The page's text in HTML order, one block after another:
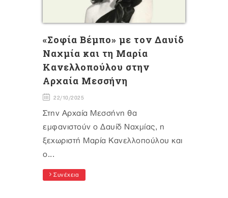
«Σοφία Βέμπο» με τον Δαυίδ
Ναχμία και τη Μαρία
Κανελλοπούλου στην
Αρχαία Μεσσήνη
22/10/2025
Στην Αρχαία Μεσσήνη θα
εμφανιστούν ο Δαυίδ Ναχμίας, η
ξεχωριστή Μαρία Κανελλοπούλου και
ο...
Συνέχεια